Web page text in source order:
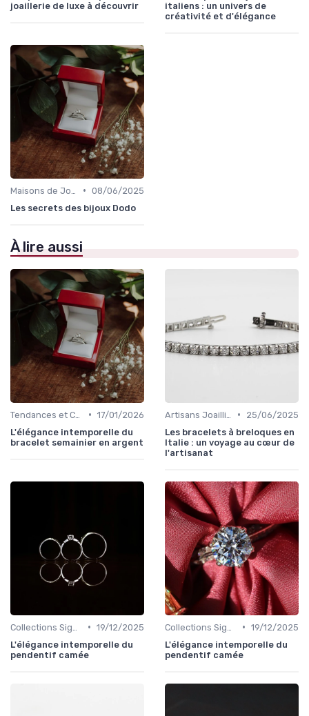
joaillerie de luxe à découvrir
italiens : un univers de
créativité et d'élégance
• 08/06/2025
Les secrets des bijoux Dodo
À lire aussi
• 17/01/2026
L'élégance intemporelle du
bracelet semainier en argent
•
25/06/2025
Les bracelets à breloques en
Italie : un voyage au cœur de
l'artisanat
• 19/12/2025
L'élégance intemporelle du
pendentif camée
• 19/12/2025
L'élégance intemporelle du
pendentif camée